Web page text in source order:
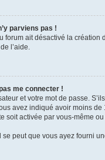
parviens pas !
forum ait désactivé la
l’aide.
me connecter !
et votre mot de passe.
avez indiqué avoir moins
soit activée par vous-même
se peut que vous ayez fourni